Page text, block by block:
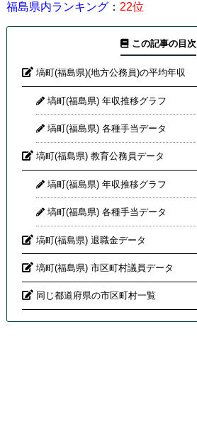
福島県内ランキング： 22位
この記事の目次
塙町(福島県)(地方公務員)の平均年収
塙町(福島県) 年収推移グラフ
塙町(福島県) 各種手当データ
塙町(福島県) 教育公務員データ
塙町(福島県) 年収推移グラフ
塙町(福島県) 各種手当データ
塙町(福島県) 退職金データ
塙町(福島県) 市区町村議員データ
同じ都道府県の市区町村一覧